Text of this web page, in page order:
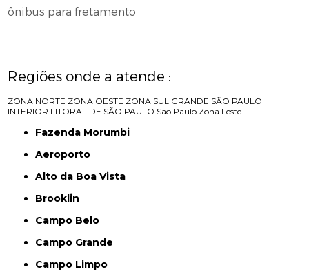
ônibus para fretamento
Regiões onde a atende :
ZONA NORTE ZONA OESTE ZONA SUL GRANDE SÃO PAULO
INTERIOR LITORAL DE SÃO PAULO São Paulo Zona Leste
Fazenda Morumbi
Aeroporto
Alto da Boa Vista
Brooklin
Campo Belo
Campo Grande
Campo Limpo